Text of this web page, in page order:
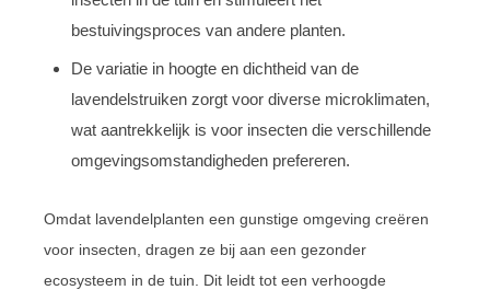
bestuivingsproces van andere planten.
De variatie in hoogte en dichtheid van de
lavendelstruiken zorgt voor diverse microklimaten,
wat aantrekkelijk is voor insecten die verschillende
omgevingsomstandigheden prefereren.
Omdat lavendelplanten een gunstige omgeving creëren
voor insecten, dragen ze bij aan een gezonder
ecosysteem in de tuin. Dit leidt tot een verhoogde